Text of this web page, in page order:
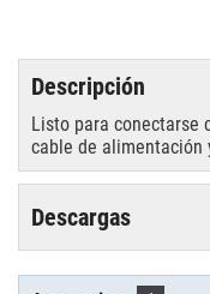
Descripción
Listo para conectarse
cable de alimentación
Descargas